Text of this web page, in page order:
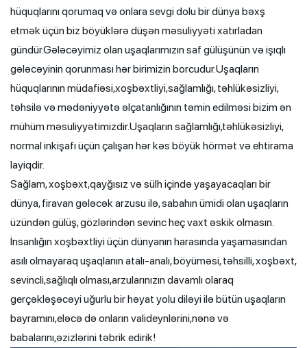
hüquqlarını qorumaq və onlara sevgi dolu bir dünya bəxş
etmək üçün biz böyüklərə düşən məsuliyyəti xatırladan
gündür.Gələcəyimiz olan uşaqlarımızın saf gülüşünün və işıqlı
gələcəyinin qorunması hər birimizin borcudur.Uşaqların
hüquqlarının müdafiəsi,xoşbəxtliyi,sağlamlığı, təhlükəsizliyi,
təhsilə və mədəniyyətə əlçatanlığının təmin edilməsi bizim ən
mühüm məsuliyyətimizdir.Uşaqların sağlamlığı,təhlükəsizliyi,
normal inkişafı üçün çalışan hər kəs böyük hörmət və ehtirama
layiqdir.
Sağlam, xoşbəxt,qayğısız və sülh içində yaşayacaqları bir
dünya, firavan gələcək arzusu ilə, sabahın ümidi olan uşaqların
üzündən gülüş, gözlərindən sevinc heç vaxt əskik olmasın.
İnsanlığın xoşbəxtliyi üçün dünyanın harasında yaşamasından
asılı olmayaraq uşaqlarıın atalı-analı, böyüməsi, təhsilli, xoşbəxt,
sevincli,sağlıqlı olması,arzularınızın davamlı olaraq
gerçəkləşəcəyi uğurlu bir həyat yolu diləyi ilə bütün uşaqların
bayramını,eləcə də onların valideynlərini,nənə və
babalarını,əzizlərini təbrik edirik!